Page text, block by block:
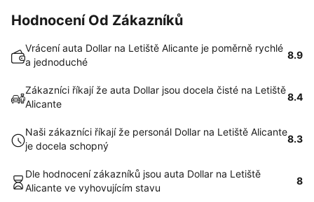
Hodnocení Od Zákazníků
Vrácení auta Dollar na Letiště Alicante je poměrně rychlé
a jednoduché
8.9
Zákazníci říkají že auta Dollar jsou docela čisté na Letiště
Alicante
8.4
Naši zákazníci říkají že personál Dollar na Letiště Alicante
je docela schopný
8.3
Dle hodnocení zákazníků jsou auta Dollar na Letiště
Alicante ve vyhovujícím stavu
8